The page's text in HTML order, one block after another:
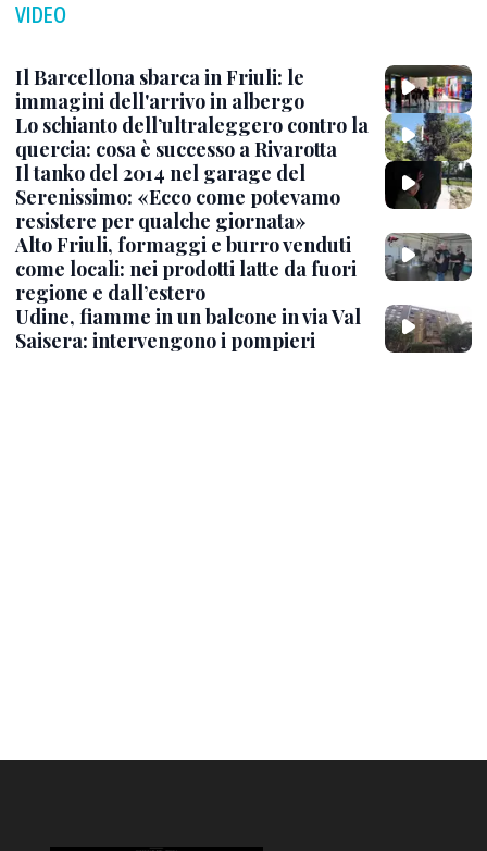
VIDEO
Il Barcellona sbarca in Friuli: le
immagini dell'arrivo in albergo
Lo schianto dell’ultraleggero contro la
quercia: cosa è successo a Rivarotta
Il tanko del 2014 nel garage del
Serenissimo: «Ecco come potevamo
resistere per qualche giornata»
Alto Friuli, formaggi e burro venduti
come locali: nei prodotti latte da fuori
regione e dall’estero
Udine, fiamme in un balcone in via Val
Saisera: intervengono i pompieri